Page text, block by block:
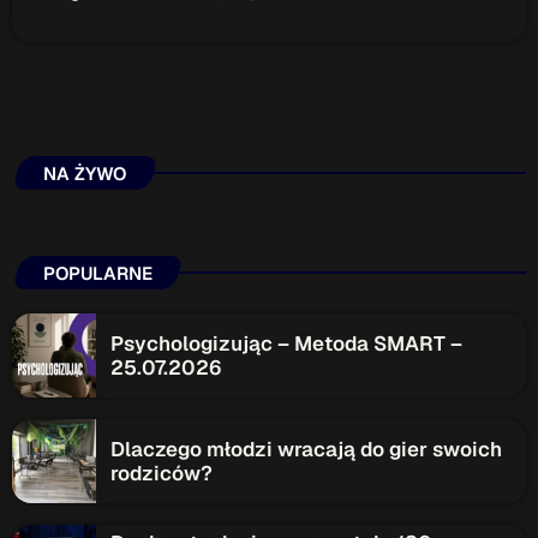
kieleckich studentów
itp.Czytaj więcej…
Wyszukaj
search
NA ŻYWO
POPULARNE
Psychologizując – Metoda SMART –
25.07.2026
Dlaczego młodzi wracają do gier swoich
rodziców?